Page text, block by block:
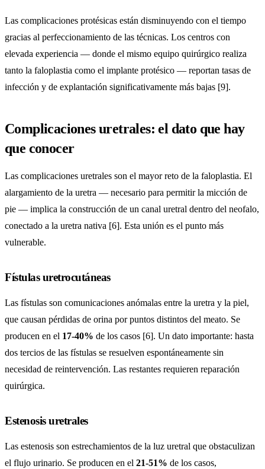
Las complicaciones protésicas están disminuyendo con el tiempo
gracias al perfeccionamiento de las técnicas. Los centros con
elevada experiencia — donde el mismo equipo quirúrgico realiza
tanto la faloplastia como el implante protésico — reportan tasas de
infección y de explantación significativamente más bajas [9].
Complicaciones uretrales: el dato que hay
que conocer
Las complicaciones uretrales son el mayor reto de la faloplastia. El
alargamiento de la uretra — necesario para permitir la micción de
pie — implica la construcción de un canal uretral dentro del neofalo,
conectado a la uretra nativa [6]. Esta unión es el punto más
vulnerable.
Fístulas uretrocutáneas
Las fístulas son comunicaciones anómalas entre la uretra y la piel,
que causan pérdidas de orina por puntos distintos del meato. Se
producen en el 17-40% de los casos [6]. Un dato importante: hasta
dos tercios de las fístulas se resuelven espontáneamente sin
necesidad de reintervención. Las restantes requieren reparación
quirúrgica.
Estenosis uretrales
Las estenosis son estrechamientos de la luz uretral que obstaculizan
el flujo urinario. Se producen en el 21-51% de los casos,